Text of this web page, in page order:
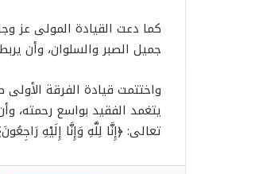
كما دعت القيادة المولى عز
جميل الصبر والسلوان، وأن
واختتمت قيادة الفرقة
يتغمد الفقيد بواسع رحمته،
تعالى: ﴿إِنَّا لِلَّهِ وَإِنَّا إِلَيْهِ